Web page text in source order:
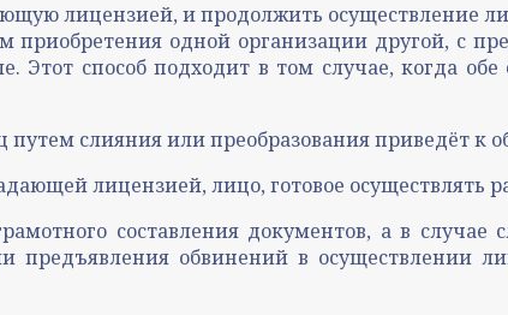
лицензией, и продолжить осуществление
приобретения одной организации другой, с
Этот способ подходит в том случае, когда
слияния или преобразования приведёт к
лицензией, лицо, готовое осуществлять
составления документов, а в
предъявления обвинений в осуществлении